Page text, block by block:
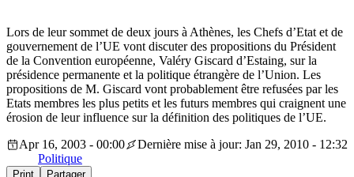
Lors de leur sommet de deux jours à Athènes, les Chefs d’Etat et de
gouvernement de l’UE vont discuter des propositions du Président
de la Convention européenne, Valéry Giscard d’Estaing, sur la
présidence permanente et la politique étrangère de l’Union. Les
propositions de M. Giscard vont probablement être refusées par les
Etats membres les plus petits et les futurs membres qui craignent une
érosion de leur influence sur la définition des politiques de l’UE.
Apr 16, 2003 - 00:00
Dernière mise à jour: Jan 29, 2010 - 12:32
Politique
Print Partager